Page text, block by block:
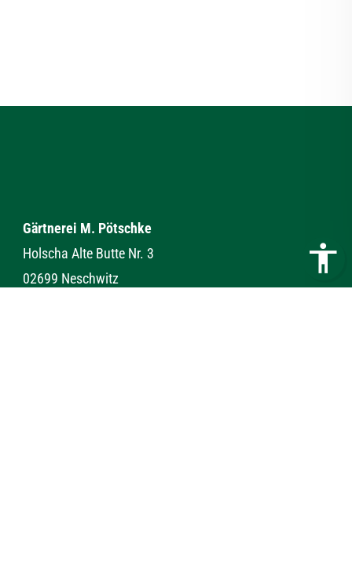
Gärtnerei M. Pötschke
Holscha Alte Butte Nr. 3
02699 Neschwitz